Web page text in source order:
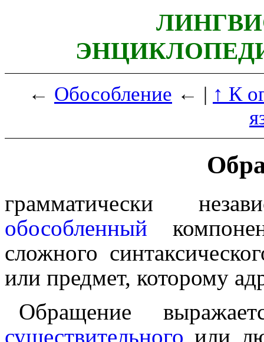
← Обособление ← | ↑ К
грамматически
обособленный
сложного
или предмет, которому
Обращение
существительного или